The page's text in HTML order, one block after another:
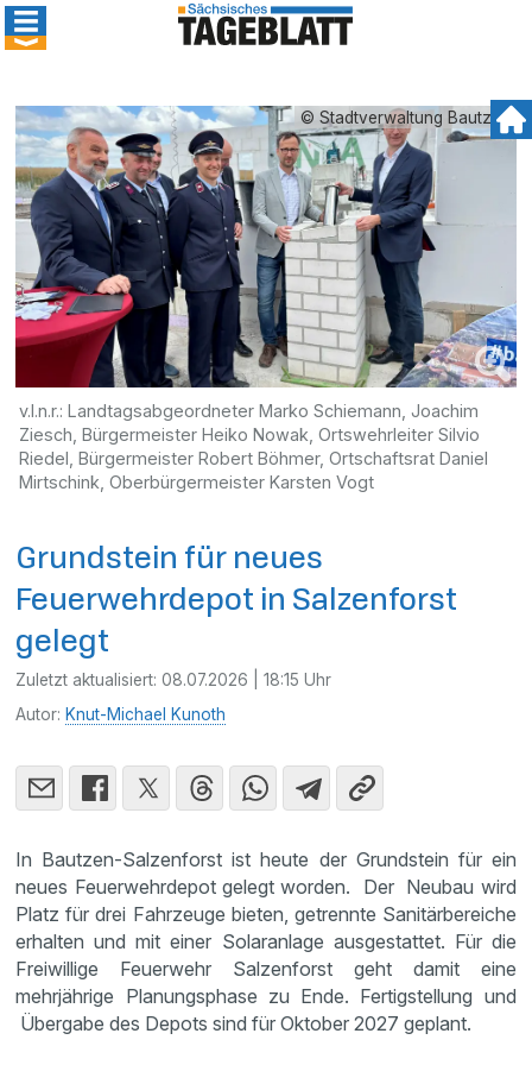
© Stadtverwaltung Bautzen
v.l.n.r.: Landtagsabgeordneter Marko Schiemann, Joachim
Ziesch, Bürgermeister Heiko Nowak, Ortswehrleiter Silvio
Riedel, Bürgermeister Robert Böhmer, Ortschaftsrat Daniel
Mirtschink, Oberbürgermeister Karsten Vogt
Grundstein für neues
Feuerwehrdepot in Salzenforst
gelegt
Zuletzt aktualisiert:08.07.2026 | 18:15 Uhr
Autor: Knut-Michael Kunoth
In Bautzen-Salzenforst ist heute der Grundstein für ein
neues Feuerwehrdepot gelegt worden. Der Neubau wird
Platz für drei Fahrzeuge bieten, getrennte Sanitärbereiche
erhalten und mit einer Solaranlage ausgestattet. Für die
Freiwillige Feuerwehr Salzenforst geht damit eine
mehrjährige Planungsphase zu Ende. Fertigstellung und
Übergabe des Depots sind für Oktober 2027 geplant.